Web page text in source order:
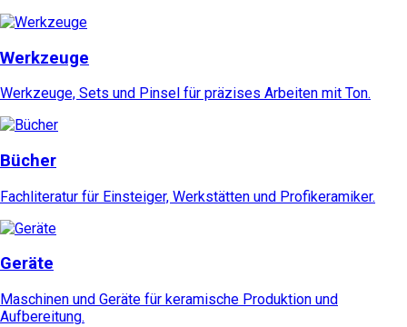
Werkzeuge
Werkzeuge, Sets und Pinsel für präzises Arbeiten mit Ton.
Bücher
Fachliteratur für Einsteiger, Werkstätten und Profikeramiker.
Geräte
Maschinen und Geräte für keramische Produktion und
Aufbereitung.